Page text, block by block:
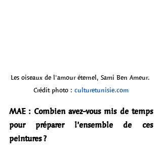
Les oiseaux de l'amour éternel, Sami Ben Ameur.
Crédit photo : culturetunisie.com
MAE : Combien avez-vous mis de temps
pour préparer l’ensemble de ces
peintures ?